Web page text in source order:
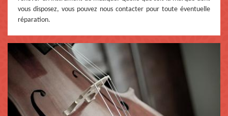
vous disposez, vous pouvez nous contacter pour toute éventuelle
réparation.